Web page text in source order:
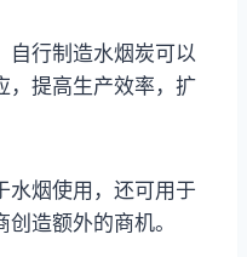
自行制造水烟炭可以
，提高生产效率，扩
水烟使用，还可用于
造额外的商机。